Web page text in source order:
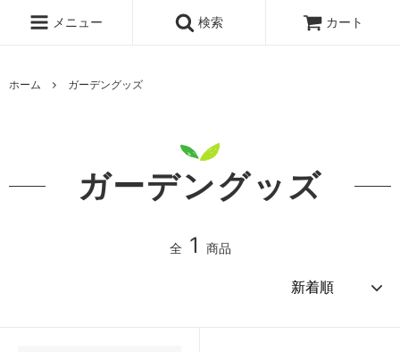
メニュー 検索 カート
ホーム ガーデングッズ
ガーデングッズ
全 1 商品